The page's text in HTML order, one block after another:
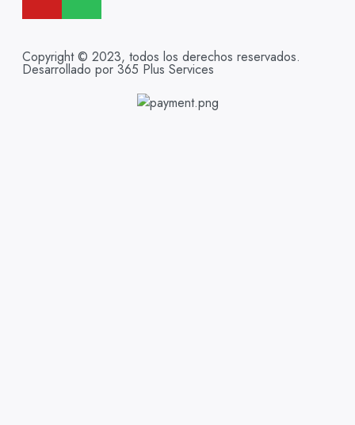
Copyright © 2023, todos los derechos reservados.
Desarrollado por 365 Plus Services